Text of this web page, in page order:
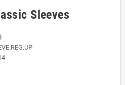
Sleeves